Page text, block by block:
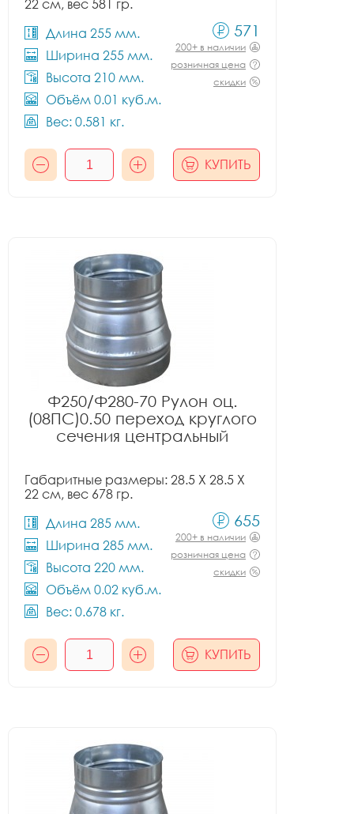
22 см, вес 581 гр.
Длина 255 мм.
Ширина 255 мм.
Высота 210 мм.
Объём 0.01 куб.м.
Вес: 0.581 кг.
571
200+ в наличии
розничная цена
скидки
КУПИТЬ
Ф250/Ф280-70 Рулон оц.
(08ПС)0.50 переход круглого
сечения центральный
Габаритные размеры: 28.5 X 28.5 X
22 см, вес 678 гр.
Длина 285 мм.
Ширина 285 мм.
Высота 220 мм.
Объём 0.02 куб.м.
Вес: 0.678 кг.
655
200+ в наличии
розничная цена
скидки
КУПИТЬ